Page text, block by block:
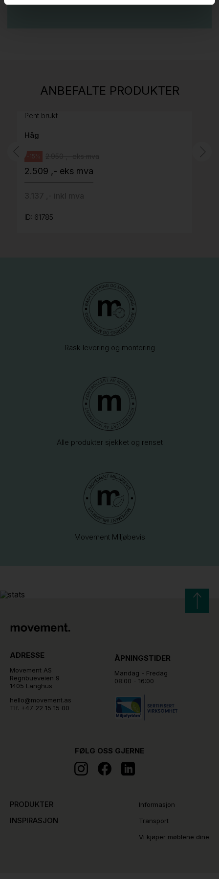
ANBEFALTE PRODUKTER
H05 5600 Swingback-armlene Mørk
Pent brukt
Håg
-15%
2.509 ,- eks mva
ID: 61785
Rask levering og montering
Alle produkter sjekket og renset
Movement Miljøbevis
ADRESSE
Movement AS
Regnbueveien 9
1405 Langhus
hello@movement.as
Tlf. +47 22 15 15 00
ÅPNINGSTIDER
Mandag - Fredag
08:00 - 16:00
PRODUKTER
INSPIRASJON
Informasjon
Transport
Vi kjøper møblene dine
FØLG OSS GJERNE